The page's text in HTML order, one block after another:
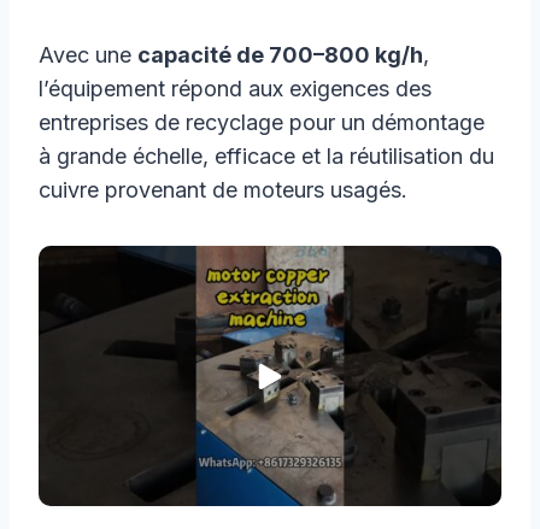
Avec une capacité de 700–800 kg/h,
l’équipement répond aux exigences des
entreprises de recyclage pour un démontage
à grande échelle, efficace et la réutilisation du
cuivre provenant de moteurs usagés.